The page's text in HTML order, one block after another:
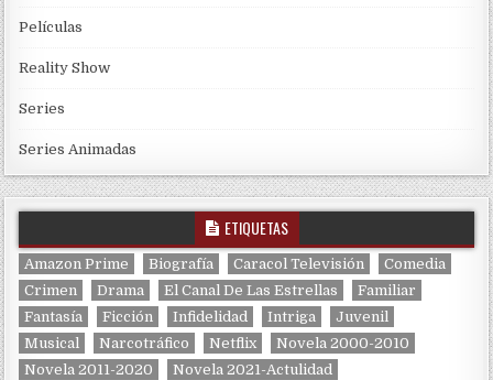
Películas
Reality Show
Series
Series Animadas
ETIQUETAS
Amazon Prime Biografía Caracol Televisión
Comedia
Crimen
Drama El Canal De Las Estrellas
Familiar
Fantasía
Ficción Infidelidad Intriga
Juvenil
Musical
Narcotráfico Netflix
Novela 2000-2010
Novela 2011-2020
Novela 2021-Actulidad